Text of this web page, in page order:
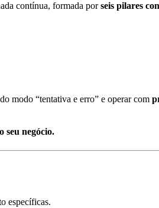
contínua, formada porseis pilares
modo “tentativa e erro” e operar com
seu negócio.
específicas.